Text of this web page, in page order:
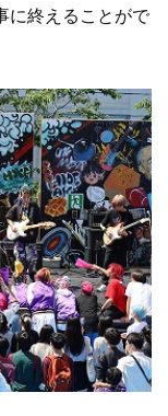
に終えることがで